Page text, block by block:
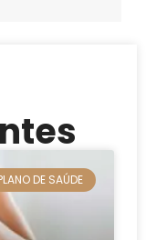
DE SAÚDE